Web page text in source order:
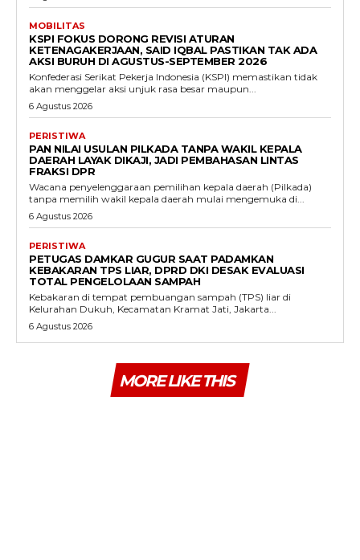
MOBILITAS
KSPI FOKUS DORONG REVISI ATURAN
KETENAGAKERJAAN, SAID IQBAL PASTIKAN TAK ADA
AKSI BURUH DI AGUSTUS-SEPTEMBER 2026
Konfederasi Serikat Pekerja Indonesia (KSPI) memastikan tidak
akan menggelar aksi unjuk rasa besar maupun...
6 Agustus 2026
PERISTIWA
PAN NILAI USULAN PILKADA TANPA WAKIL KEPALA
DAERAH LAYAK DIKAJI, JADI PEMBAHASAN LINTAS
FRAKSI DPR
Wacana penyelenggaraan pemilihan kepala daerah (Pilkada)
tanpa memilih wakil kepala daerah mulai mengemuka di...
6 Agustus 2026
PERISTIWA
PETUGAS DAMKAR GUGUR SAAT PADAMKAN
KEBAKARAN TPS LIAR, DPRD DKI DESAK EVALUASI
TOTAL PENGELOLAAN SAMPAH
Kebakaran di tempat pembuangan sampah (TPS) liar di
Kelurahan Dukuh, Kecamatan Kramat Jati, Jakarta...
6 Agustus 2026
MORE LIKE THIS